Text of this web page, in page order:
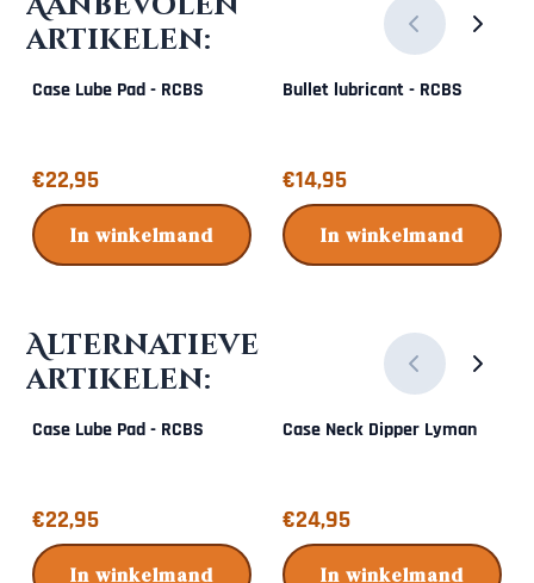
artikelen:
Case Lube Pad - RCBS
Prijs: 22,95
€22,95
In winkelmand
Bullet lubricant - RCBS
Prijs: 14,95
€14,95
In winkelmand
Alternatieve
artikelen:
Case Lube Pad - RCBS
Prijs: 22,95
€22,95
In winkelmand
Case Neck Dipper Lyman
Prijs: 24,95
€24,95
In winkelmand